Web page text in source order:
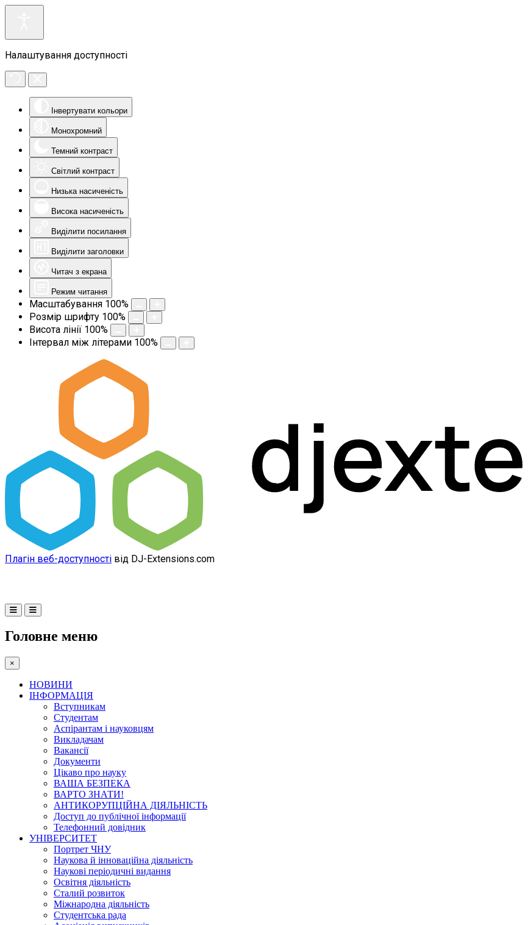
Налаштування доступності
Інвертувати кольори
Монохромний
Темний контраст
Світлий контраст
Низька насиченість
Висока насиченість
Виділити посилання
Виділити заголовки
Читач з екрана
Режим читання
Масштабування 100%
Розмір шрифту 100%
Висота лінії 100%
Інтервал між літерами 100%
Плагін веб-доступності від DJ-Extensions.com
Головне меню
×
НОВИНИ
ІНФОРМАЦІЯ
Вступникам
Студентам
Аспірантам і науковцям
Викладачам
Вакансії
Документи
Цікаво про науку
ВАША БЕЗПЕКА
ВАРТО ЗНАТИ!
АНТИКОРУПЦІЙНА ДІЯЛЬНІСТЬ
Доступ до публічної інформації
Телефонний довідник
УНІВЕРСИТЕТ
Портрет ЧНУ
Наукова й інноваційна діяльність
Наукові періодичні видання
Освітня діяльність
Сталий розвиток
Міжнародна діяльність
Студентська рада